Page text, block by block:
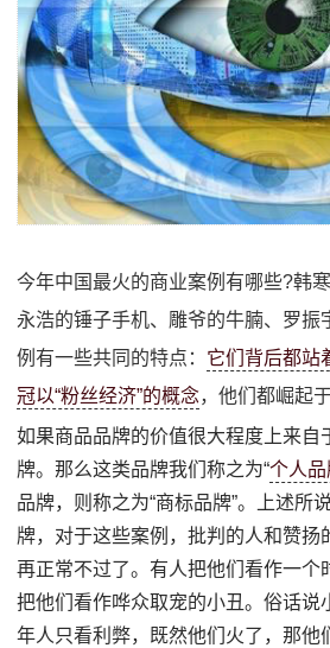
今年中国最火的商业案例有哪些?韩
永浩的锤子手机、雕爷的牛腩、罗
例有一些共同的特点： 它们背后都站
冠以“粉丝经济”的概念，他们都崛起
如果商品品牌的价值很大程度上来自
牌。那么这类品牌我们称之为“个人
品牌，则称之为“商标品牌”。上述所
牌，对于这些案例，批判的人和赞扬
再正常不过了。有人把他们看作一个
把他们看作哗众取宠的小丑。俗话说
年人只看利弊，既然他们火了，那他